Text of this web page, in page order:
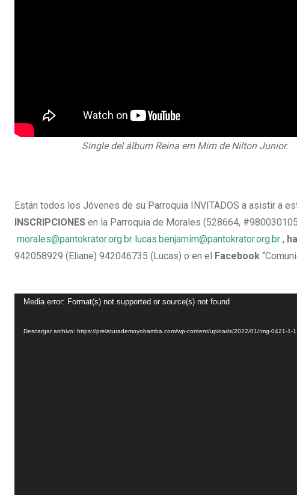
Single del álbum Reina em Mim de Nilton Junior.
Están todos los Jóvenes de su Parroquia INVITADOS a asistir a
INSCRIPCIONES en la Parroquia de Morales (528664,
morales@pantokrator.org.br lucas.benjamim@pantokrator.org.br ,
942058929 (Eliane) 942046735 (Lucas) o en el Facebook
Reproductor
vídeo
Media error: Format(s) not supported or source(s) not found
Descargar archivo: https://prelaturademoyobamba.com/wp-content/uploads/2022/01/Img-0421-1-